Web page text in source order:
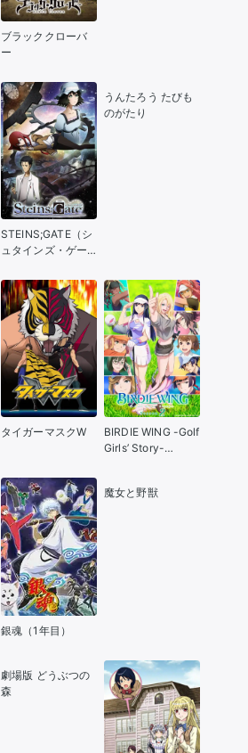
ブラッククローバ
ー
STEINS;GATE（シ
ュタインズ・ゲー
うんたろう たびも
のがたり
タイガーマスクW
BIRDIE WING -Golf
Girls’ Story-
銀魂（1年目）
魔女と野獣
劇場版 どうぶつの
森